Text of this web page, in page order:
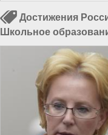
Достижения
Школьное
Школы в России|